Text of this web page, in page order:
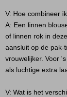
V: Hoe combineer
A: Een linnen
of linnen rok in
aansluit op de pak-
vrouwelijker. Voor
als luchtige extra
V: Wat is het